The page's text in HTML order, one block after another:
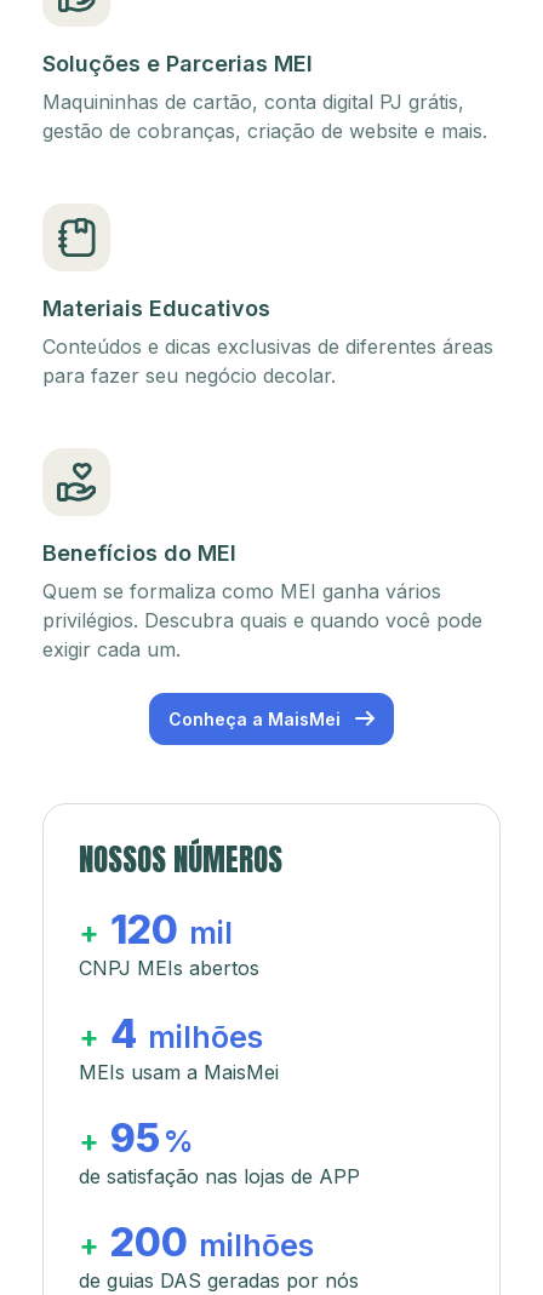
Soluções e Parcerias MEI
Maquininhas de cartão, conta digital PJ grátis,
gestão de cobranças, criação de website e mais.
Materiais Educativos
Conteúdos e dicas exclusivas de diferentes áreas
para fazer seu negócio decolar.
Benefícios do MEI
Quem se formaliza como MEI ganha vários
privilégios. Descubra quais e quando você pode
exigir cada um.
Conheça a MaisMei
NOSSOS NÚMEROS
+ 120 mil
CNPJ MEIs abertos
+ 4 milhões
MEIs usam a MaisMei
+ 95 %
de satisfação nas lojas de APP
+ 200 milhões
de guias DAS geradas por nós